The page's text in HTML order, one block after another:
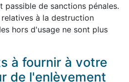
passible de sanctions pénales.
à la destruction
hors d'usage ne sont plus
à fournir à votre
de l'enlèvement